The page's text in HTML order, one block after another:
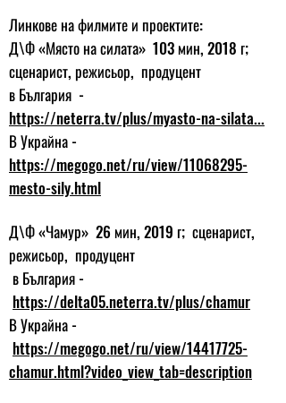
Линкове на филмите и проектите:
Д\Ф «Място на силата» 103 мин, 2018 г;
сценарист, режисьор, продуцент
в България -
https://neterra.tv/plus/myasto-na-silata...
В Украйна -
https://megogo.net/ru/view/11068295-
mesto-sily.html
Д\Ф «Чамур» 26 мин, 2019 г; сценарист,
режисьор, продуцент
в България -
https://delta05.neterra.tv/plus/chamur
В Украйна -
https://megogo.net/ru/view/14417725-
chamur.html?video_view_tab=description